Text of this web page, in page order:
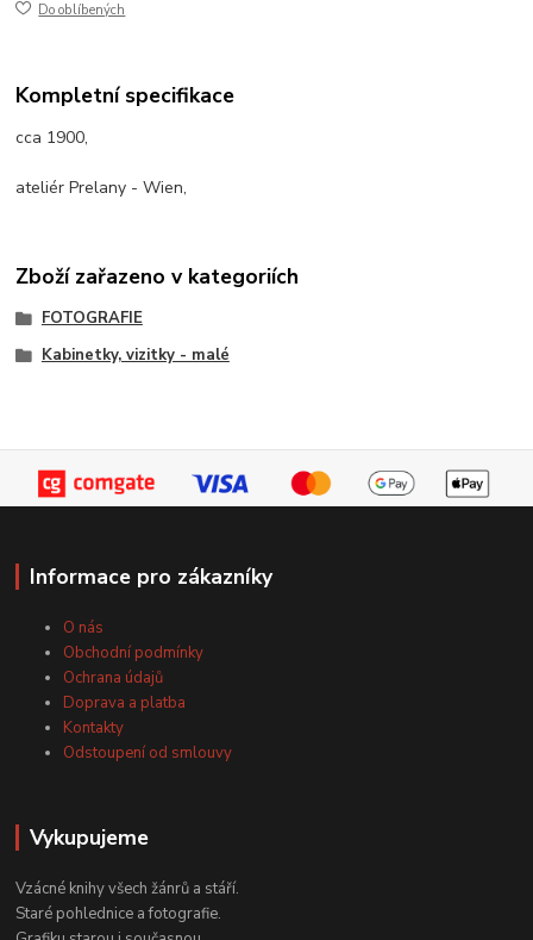
Do oblíbených
Kompletní specifikace
cca 1900,
ateliér Prelany - Wien,
Zboží zařazeno v kategoriích
FOTOGRAFIE
Kabinetky, vizitky - malé
Informace pro zákazníky
O nás
Obchodní podmínky
Ochrana údajů
Doprava a platba
Kontakty
Odstoupení od smlouvy
Vykupujeme
Vzácné knihy všech žánrů a stáří.
Staré pohlednice a fotografie.